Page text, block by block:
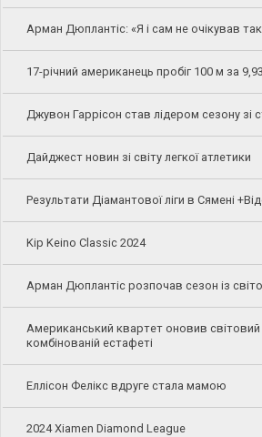
Арман Дюплантіс: «Я і сам не очікував
17-річний американець пробіг 100 м за
Джувон Гаррісон став лідером сезону зі
Дайджест новин зі світу легкої атлетики
Результати Діамантової ліги в Сямені
Kip Keino Classic 2024
Арман Дюплантіс розпочав сезон із
Американський квартет оновив
комбінованій естафеті
Еллісон Фелікс вдруге стала мамою
2024 Xiamen Diamond League